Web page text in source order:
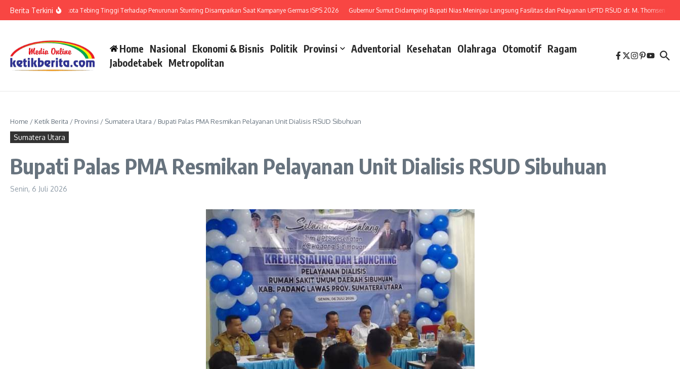
Berita Terkini
Apresiasi Walikota Tebing Tinggi Terhadap Penurunan Stunting Disampaikan Saat Kampanye Germas ISPS 2026 Gubernur Sumut Didampingi Bupati Nias Meninjau Langsung Fasilitas dan Pelayanan UPTD RSUD dr. M. Thomsen
Home Nasional Ekonomi & Bisnis Politik Provinsi Adventorial Kesehatan Olahraga Otomotif Ragam
Jabodetabek Metropolitan
Home / Ketik Berita / Provinsi / Sumatera Utara / Bupati Palas PMA Resmikan Pelayanan Unit Dialisis RSUD Sibuhuan
Sumatera Utara
Bupati Palas PMA Resmikan Pelayanan Unit Dialisis RSUD Sibuhuan
Senin, 6 Juli 2026